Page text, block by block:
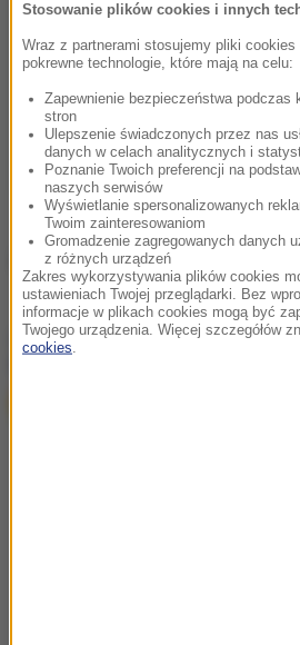
Źródło: RMF24/PAP
chcesz widzieć więcej artykułów
Stosowanie plików cookies i innych
Wraz z partnerami stosujemy pliki
pokrewne technologie, które mają na celu:
Zapewnienie bezpieczeństwa podczas
stron
Ulepszenie świadczonych przez nas
danych w celach analitycznych i
Poznanie Twoich preferencji na
naszych serwisów
Wyświetlanie spersonalizowanych
Twoim zainteresowaniom
Gromadzenie zagregowanych danych
z różnych urządzeń
Zakres wykorzystywania plików cookies
ustawieniach Twojej przeglądarki. Bez
informacje w plikach cookies mogą być
Twojego urządzenia. Więcej szczegółów
cookies